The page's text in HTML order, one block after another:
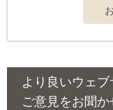
より良いウェ
ご意見をお聞